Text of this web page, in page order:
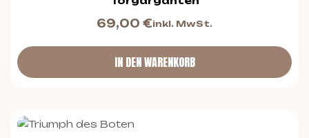
69,00 €inkl. MwSt.
IN DEN WARENKORB